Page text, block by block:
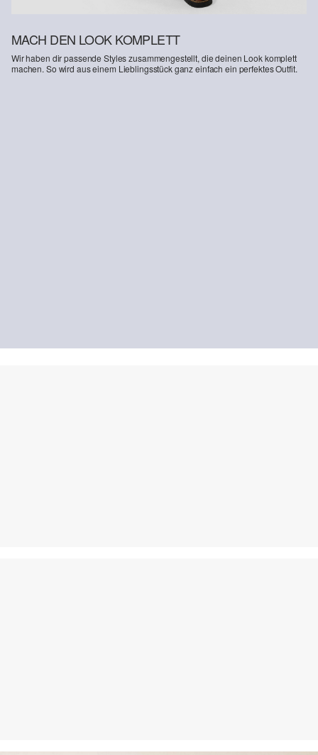
MACH DEN LOOK KOMPLETT
Wir haben dir passende Styles zusammengestellt, die deinen Look komplett
machen. So wird aus einem Lieblingsstück ganz einfach ein perfektes Outfit.